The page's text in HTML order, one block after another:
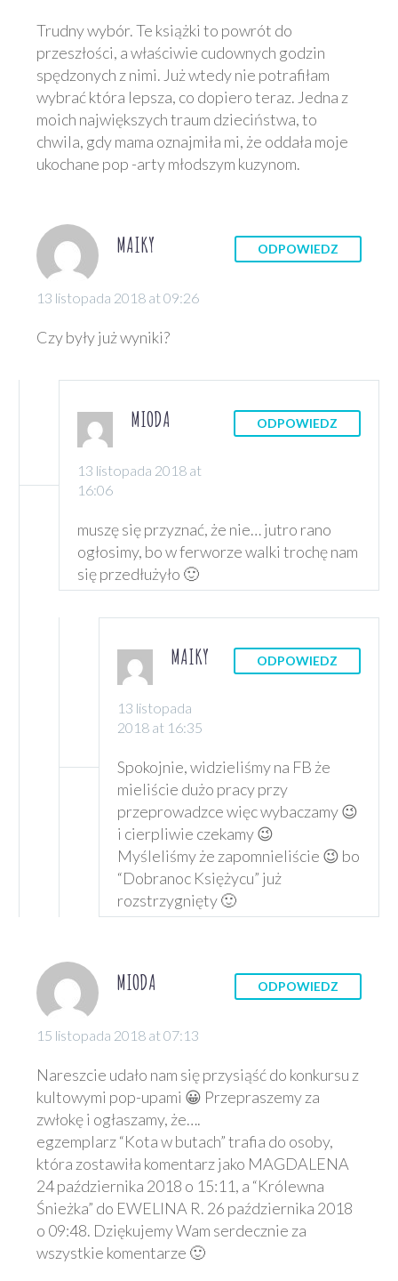
Trudny wybór. Te książki to powrót do
przeszłości, a właściwie cudownych godzin
spędzonych z nimi. Już wtedy nie potrafiłam
wybrać która lepsza, co dopiero teraz. Jedna z
moich największych traum dzieciństwa, to
chwila, gdy mama oznajmiła mi, że oddała moje
ukochane pop -arty młodszym kuzynom.
MAIKY
13 listopada 2018 at 09:26
ODPOWIEDZ
Czy były już wyniki?
MIODA
13 listopada 2018 at
16:06
ODPOWIEDZ
muszę się przyznać, że nie… jutro rano
ogłosimy, bo w ferworze walki trochę nam
się przedłużyło 🙂
MAIKY
13 listopada
2018 at 16:35
ODPOWIEDZ
Spokojnie, widzieliśmy na FB że
mieliście dużo pracy przy
przeprowadzce więc wybaczamy 😉
i cierpliwie czekamy 😉
Myśleliśmy że zapomnieliście 😉 bo
“Dobranoc Księżycu” już
rozstrzygnięty 🙂
MIODA
15 listopada 2018 at 07:13
ODPOWIEDZ
Nareszcie udało nam się przysiąść do konkursu z
kultowymi pop-upami 😀 Przepraszemy za
zwłokę i ogłaszamy, że….
egzemplarz “Kota w butach” trafia do osoby,
która zostawiła komentarz jako MAGDALENA
24 października 2018 o 15:11, a “Królewna
Śnieżka” do EWELINA R. 26 października 2018
o 09:48. Dziękujemy Wam serdecznie za
wszystkie komentarze 🙂